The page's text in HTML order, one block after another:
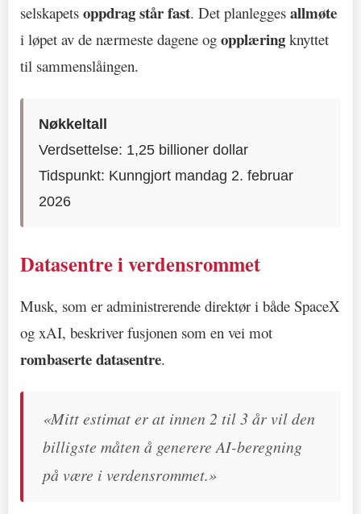
selskapets oppdrag står fast. Det planlegges allmøte
i løpet av de nærmeste dagene og opplæring knyttet
til sammenslåingen.
Nøkkeltall
Verdsettelse: 1,25 billioner dollar
Tidspunkt: Kunngjort mandag 2. februar
2026
Datasentre i verdensrommet
Musk, som er administrerende direktør i både SpaceX
og xAI, beskriver fusjonen som en vei mot
rombaserte datasentre.
«Mitt estimat er at innen 2 til 3 år vil den
billigste måten å generere AI-beregning
på være i verdensrommet.»